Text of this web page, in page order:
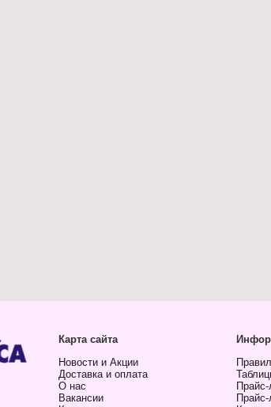
Карта сайта
Новости и Акции
Доставка и оплата
О нас
Вакансии